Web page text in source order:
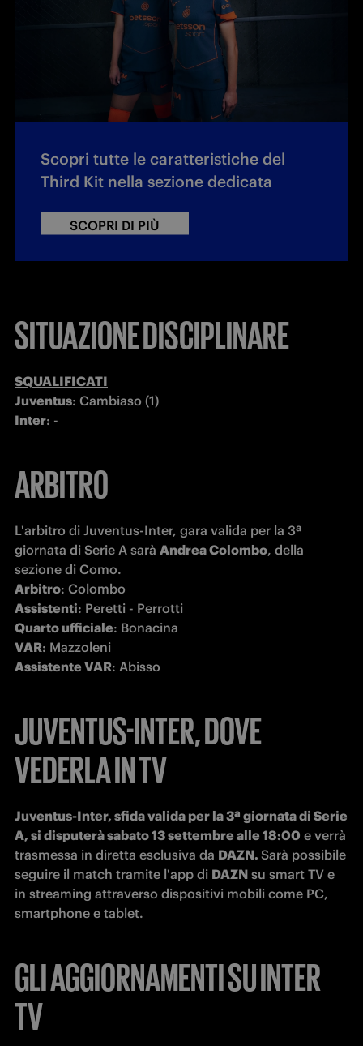
Scopri tutte le caratteristiche del
Third Kit nella sezione dedicata
SCOPRI DI PIÙ
SITUAZIONE DISCIPLINARE
Juventus
Inter: -
ARBITRO
L'arbitro di Juventus-Inter, gara valida per la 3ª
giornata di Serie A sarà Andrea Colombo, della
Arbitro
Assistenti
Quarto ufficiale
VAR
Assistente VAR: Abisso
JUVENTUS-INTER, DOVE
VEDERLA IN TV
Juventus-Inter, sfida valida per la 3ª giornata di Serie
A, si disputerà sabato 13 settembre alle 18:00 e verrà
trasmessa in diretta esclusiva da DAZN. Sarà possibile
seguire il match tramite l'app di DAZN su smart TV e
in streaming attraverso dispositivi mobili come PC,
smartphone e tablet.
GLI AGGIORNAMENTI SU INTER
TV